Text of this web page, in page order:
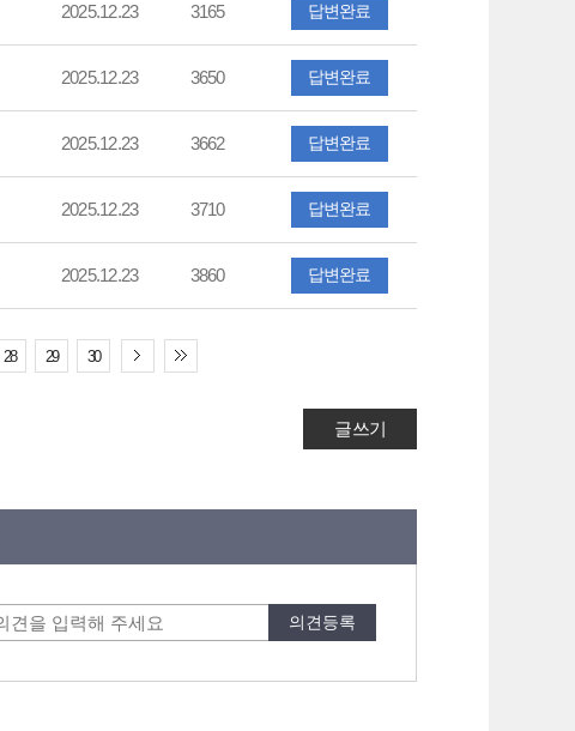
2025.12.23 3165 답변완료
2025.12.23 3650 답변완료
2025.12.23 3662 답변완료
2025.12.23 3710 답변완료
2025.12.23 3860 답변완료
28 29 30
글쓰기